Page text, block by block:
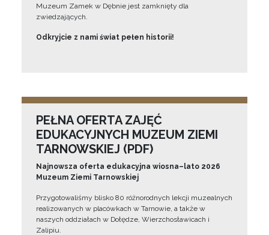
Muzeum Zamek w Dębnie jest zamknięty dla
zwiedzających.
Odkryjcie z nami świat pełen historii!
PEŁNA OFERTA ZAJĘĆ
EDUKACYJNYCH MUZEUM ZIEMI
TARNOWSKIEJ (PDF)
Najnowsza oferta edukacyjna wiosna–lato 2026
Muzeum Ziemi Tarnowskiej
Przygotowaliśmy blisko 80 różnorodnych lekcji muzealnych
realizowanych w placówkach w Tarnowie, a także w
naszych oddziałach w Dołędze, Wierzchosławicach i
Zalipiu.